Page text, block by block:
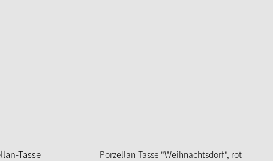
Porzellan-Tasse "Weihnachtsdorf", rot